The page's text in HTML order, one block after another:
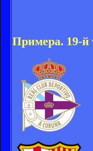
Примера. 19-й